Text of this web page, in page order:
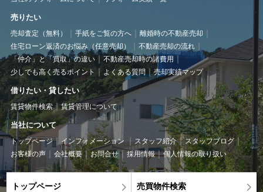
売りたい
売却査定（無料） 手紙をご覧の方へ
離婚時の不動産売却
住宅ローン返済のお悩み（任意売却）
不動産売却の流れ
「仲介」と「買取」の違い
不動産売却時の諸費用
少しでも高く売るポイント
よくある質問 売却実績マップ
借りたい・貸したい
賃貸物件検索 賃貸管理について
当社について
トップページ インフォメーション スタッフ紹介
スタッフブログ
お客様の声
会社概要 お問合せ 採用情報 個人情報の取り扱い
トップページ 売買物件検索